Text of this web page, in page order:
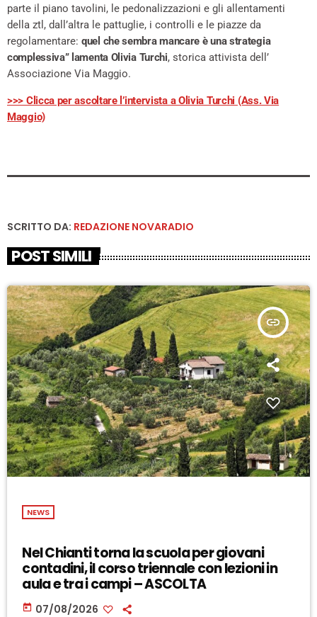
parte il piano tavolini, le pedonalizzazioni e gli allentamenti
della ztl, dall’altra le pattuglie, i controlli e le piazze da
regolamentare: quel che sembra mancare è una strategia
complessiva” lamenta Olivia Turchi, storica attivista dell’
Associazione Via Maggio.
>>> Clicca per ascoltare l’intervista a Olivia Turchi (Ass. Via
Maggio)
SCRITTO DA: REDAZIONE NOVARADIO
POST SIMILI
insert_link
NEWS
Nel Chianti torna la scuola per giovani
contadini, il corso triennale con lezioni in
aula e tra i campi – ASCOLTA
today 07/08/2026